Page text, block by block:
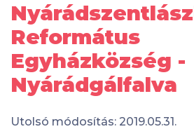
Református
Egyházközség -
Nyárádgálfalva
Utolsó módosítás: 2019.05.31.